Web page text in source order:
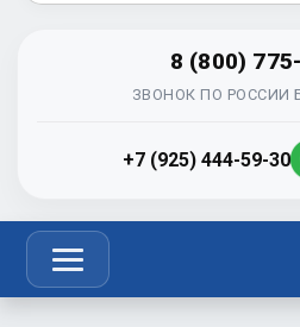
8 (800)
ЗВОНОК ПО РОССИИ
+7 (925) 444-59-30